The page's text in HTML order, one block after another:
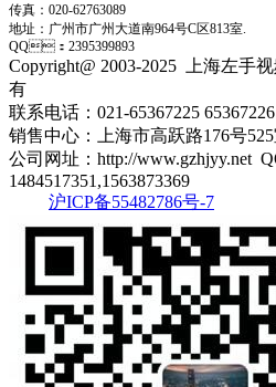
传真：020-62763089
地址： 广州市广州大道南964号C区813室.
QQ：2395399893
Copyright@ 2003-2025 上海左手
有
联系电话：021-65367225 65367226
销售中心：上海市高跃路176号525
公司网址：http://
1484517351,1563873369
沪ICP备55482786号-7